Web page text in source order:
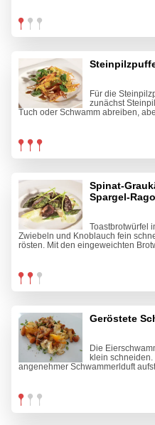
Für die
zunächst
Tuch oder Schwamm abreiben,
Spinat-
Spargel-
Toastbrotwürfel
Zwiebeln und Knoblauch fein
rösten. Mit den eingeweichten
Geröstete
Die
klein
angenehmer Schwammerlduft